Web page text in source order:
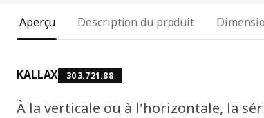
Aperçu Description du produit
KALLAX 303.721.88
À la verticale ou à l'horizontale, la